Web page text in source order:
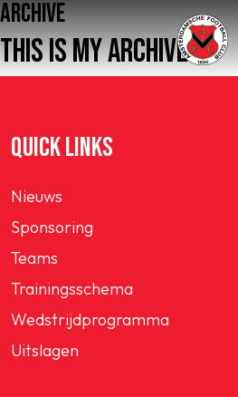
Home
Teams
Jeugd
Senioren
Clubinfo
Nieuwsoverzicht
ARCHIVE
THIS IS MY ARCHIVE
QUICK LINKS
Nieuws
Sponsoring
Teams
Trainingsschema
Wedstrijdprogramma
Uitslagen